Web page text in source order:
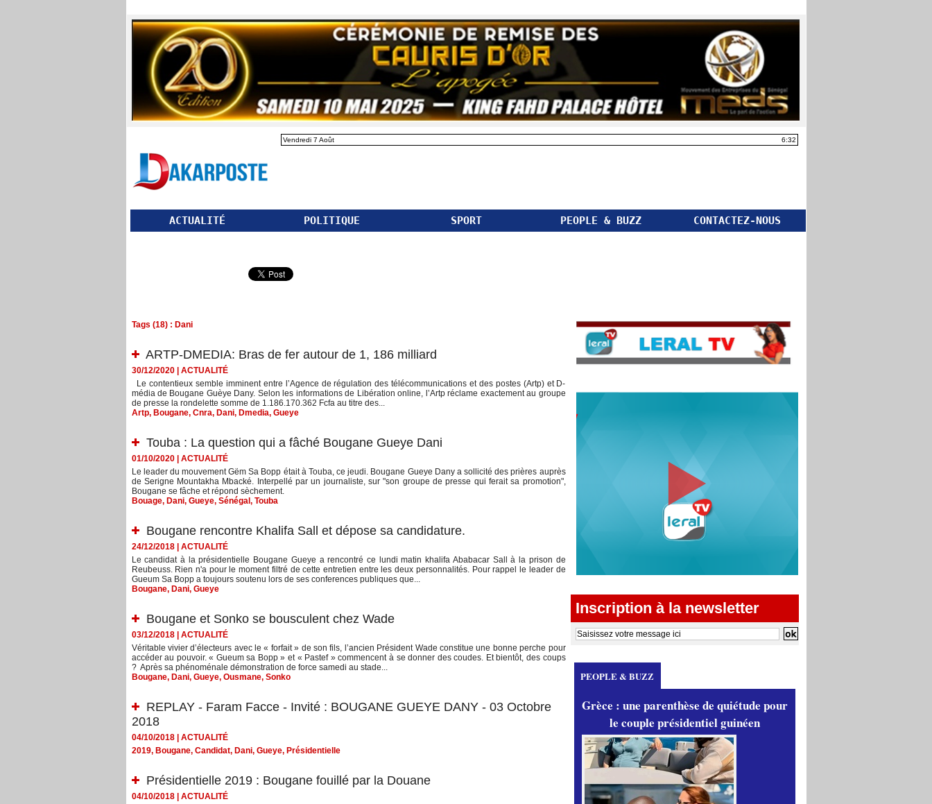
Vendredi 7 Août 6:32
ACTUALITÉ POLITIQUE SPORT PEOPLE & BUZZ CONTACTEZ-NOUS
Tags (18) : Dani
ARTP-DMEDIA: Bras de fer autour de 1, 186 milliard
30/12/2020| ACTUALITÉ
Le contentieux semble imminent entre l’Agence de régulation des télécommunications et des postes (Artp) et D-
média de Bougane Guèye Dany. Selon les informations de Libération online, l’Artp réclame exactement au groupe
de presse la rondelette somme de 1.186.170.362 Fcfa au titre des...
Artp, Bougane, Cnra, Dani, Dmedia, Gueye
Touba : La question qui a fâché Bougane Gueye Dani
01/10/2020| ACTUALITÉ
Le leader du mouvement Gëm Sa Bopp était à Touba, ce jeudi. Bougane Gueye Dany a sollicité des prières auprès
de Serigne Mountakha Mbacké. Interpellé par un journaliste, sur "son groupe de presse qui ferait sa promotion",
Bougane se fâche et répond sèchement.
Bouage, Dani, Gueye, Sénégal , Touba
Bougane rencontre Khalifa Sall et dépose sa candidature.
24/12/2018| ACTUALITÉ
Le candidat à la présidentielle Bougane Gueye a rencontré ce lundi matin khalifa Ababacar Sall à la prison de
Reubeuss. Rien n'a pour le moment filtré de cette entretien entre les deux personnalités. Pour rappel le leader de
Gueum Sa Bopp a toujours soutenu lors de ses conferences publiques que...
Bougane, Dani, Gueye
Bougane et Sonko se bousculent chez Wade
03/12/2018| ACTUALITÉ
Véritable vivier d’électeurs avec le « forfait » de son fils, l’ancien Président Wade constitue une bonne perche pour
accéder au pouvoir. « Gueum sa Bopp » et « Pastef » commencent à se donner des coudes. Et bientôt, des coups
? Après sa phénoménale démonstration de force samedi au stade...
Bougane, Dani, Gueye, Ousmane, Sonko
REPLAY - Faram Facce - Invité : BOUGANE GUEYE DANY - 03 Octobre
2018
04/10/2018| ACTUALITÉ
2019, Bougane, Candidat, Dani, Gueye, Présidentielle
Présidentielle 2019 : Bougane fouillé par la Douane
04/10/2018| ACTUALITÉ
Inscription à la newsletter
PEOPLE & BUZZ
Grèce : une parenthèse de quiétude pour
le couple présidentiel guinéen